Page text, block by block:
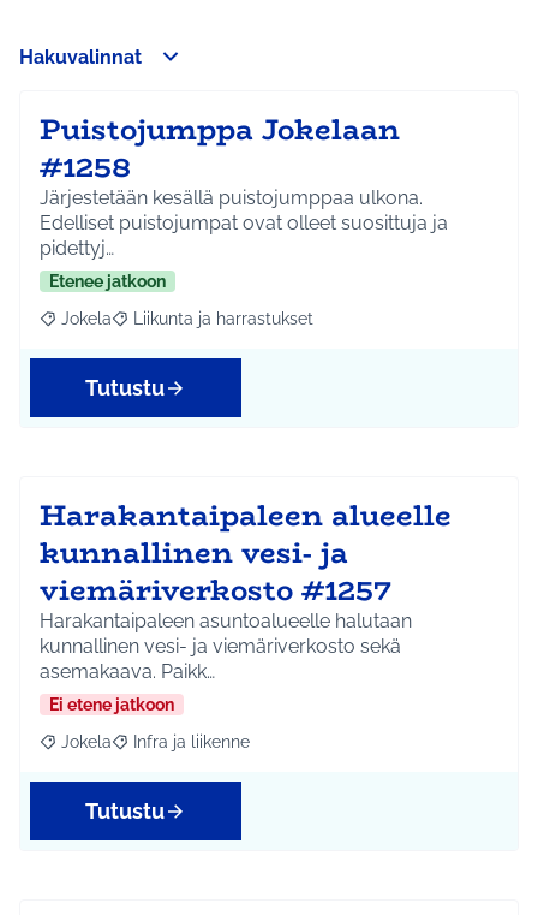
Hakuvalinnat
Puistojumppa Jokelaan
#1258
Järjestetään kesällä puistojumppaa ulkona.
Edelliset puistojumpat ovat olleet suosittuja ja
pidettyj…
Etenee jatkoon
Rajaa tulokset aihepiirin mukaan: Jokela
Jokela Rajaa tulokset teeman mukaan: Liikunta ja
Liikunta ja harrastukset
Tutustu
Harakantaipaleen alueelle
kunnallinen vesi- ja
viemäriverkosto #1257
Harakantaipaleen asuntoalueelle halutaan
kunnallinen vesi- ja viemäriverkosto sekä
asemakaava. Paikk…
Ei etene jatkoon
Rajaa tulokset aihepiirin mukaan: Jokela
Jokela Rajaa tulokset teeman mukaan: Infra ja liikenne
Infra ja liikenne
Tutustu